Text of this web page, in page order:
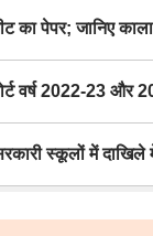
का पेपर; जानिए
वर्ष 2022-23 और
स्कूलों में